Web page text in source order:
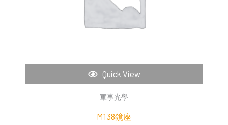
Quick View
軍事光學
M138鏡座